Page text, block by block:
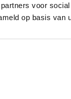
voor
op basis van